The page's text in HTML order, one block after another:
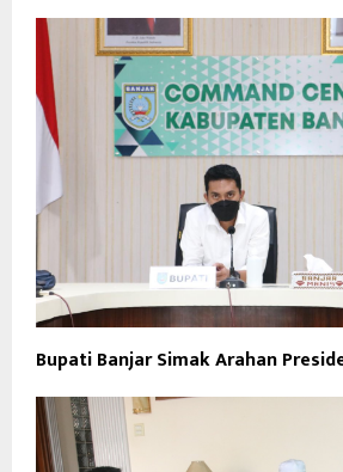
Bupati Banjar Simak Arahan